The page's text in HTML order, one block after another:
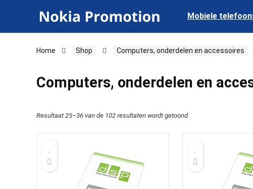
Mobiele
Home Shop Computers, onderdelen en accessoires
Computers, onderdelen en
Resultaat 25–36 van de 102 resultaten wordt getoond